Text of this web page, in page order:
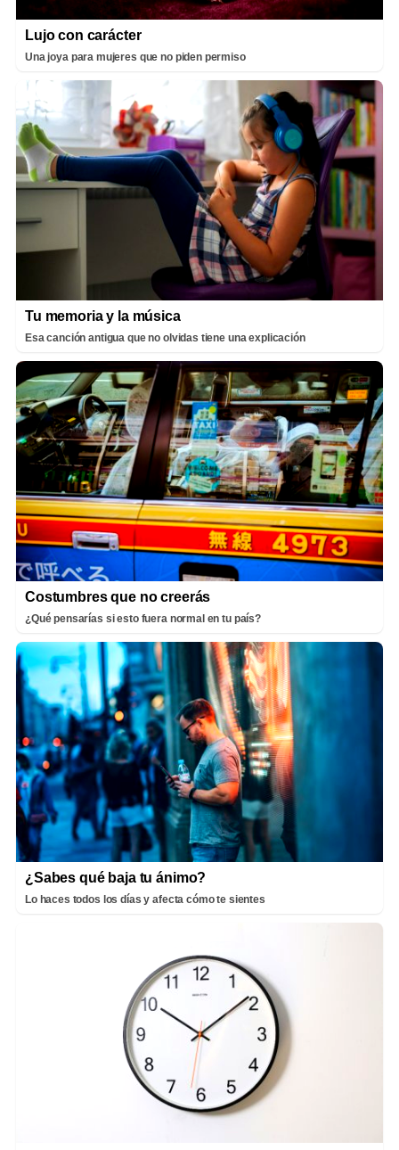
Lujo con carácter
Una joya para mujeres que no piden permiso
Tu memoria y la música
Esa canción antigua que no olvidas tiene una explicación
Costumbres que no creerás
¿Qué pensarías si esto fuera normal en tu país?
¿Sabes qué baja tu ánimo?
Lo haces todos los días y afecta cómo te sientes